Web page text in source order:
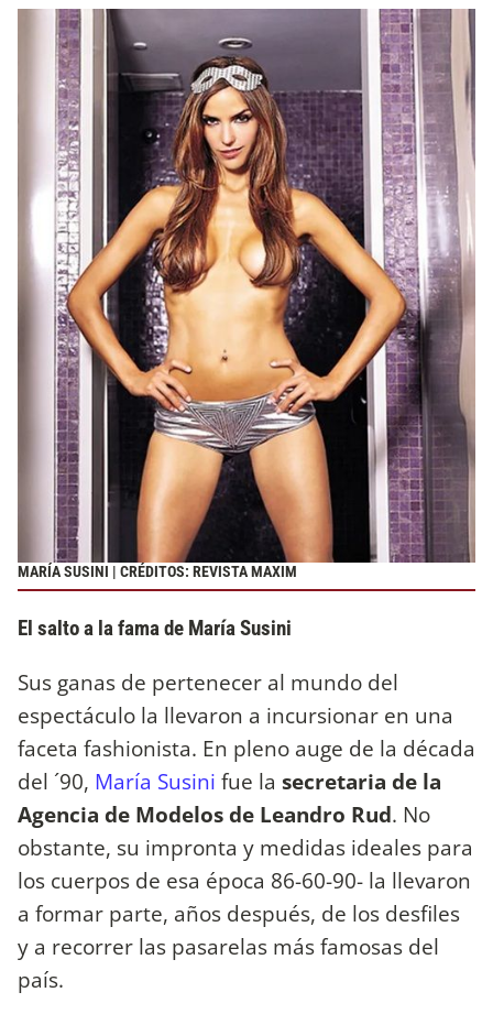
MARÍA SUSINI | CRÉDITOS: REVISTA MAXIM
El salto a la fama de María Susini
Sus ganas de pertenecer al mundo del
espectáculo la llevaron a incursionar en una
faceta fashionista. En pleno auge de la década
del ´90, María Susini fue la secretaria de la
Agencia de Modelos de Leandro Rud. No
obstante, su impronta y medidas ideales para
los cuerpos de esa época 86-60-90- la llevaron
a formar parte, años después, de los desfiles
y a recorrer las pasarelas más famosas del
país.